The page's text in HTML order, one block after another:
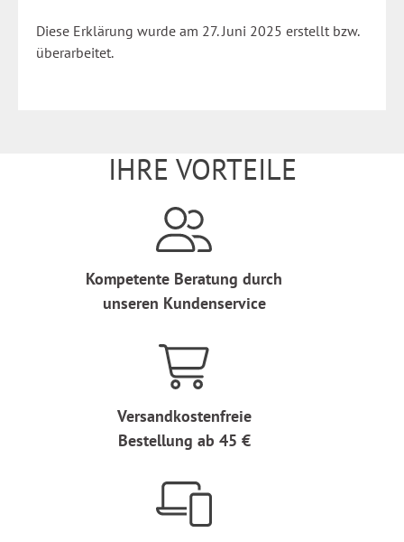
Diese Erklärung wurde am 27. Juni 2025 erstellt bzw.
überarbeitet.
IHRE VORTEILE
Kompetente Beratung durch
unseren Kundenservice
Versandkostenfreie
Bestellung ab 45 €